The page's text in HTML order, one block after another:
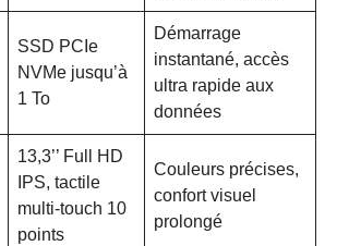
SSD PCIe
NVMe jusqu’à
1 To
Démarrage
instantané, accès
ultra rapide aux
données
13,3’’ Full HD
IPS, tactile
multi-touch 10
points
Couleurs précises,
confort visuel
prolongé